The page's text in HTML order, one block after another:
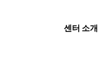
센터 소개